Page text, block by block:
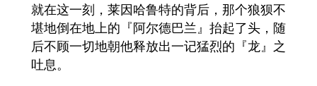
就在这一刻，莱因哈鲁特的背后，那个狼狈不
堪地倒在地上的『阿尔德巴兰』抬起了头，随
后不顾一切地朝他释放出一记猛烈的『龙』之
吐息。